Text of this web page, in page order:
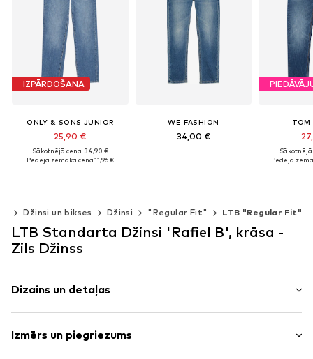
IZPĀRDOŠANA
ONLY & SONS JUNIOR
25,90 €
Sākotnējā cena: 34,90 €
Pēdējā zemākā cena:11,96 €
WE FASHION
34,00 €
TOM
Sākotnējā
Pēdējā
Džinsi un bikses Džinsi "Regular Fit" LTB "Regular Fit"
LTB Standarta Džinsi 'Rafiel B', krāsa -
Zils Džinss
Dizains un detaļas
Džinss
Viegls balinājuma effekts
Izmērs un piegriezums